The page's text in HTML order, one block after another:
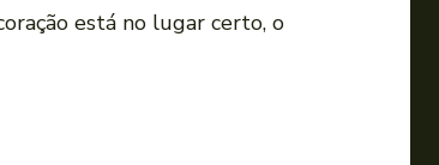
está no lugar certo, o